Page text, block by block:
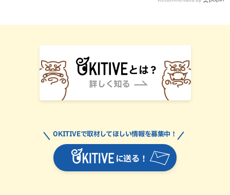
に送る！
OKITIVEで取材してほしい情報を募集中！